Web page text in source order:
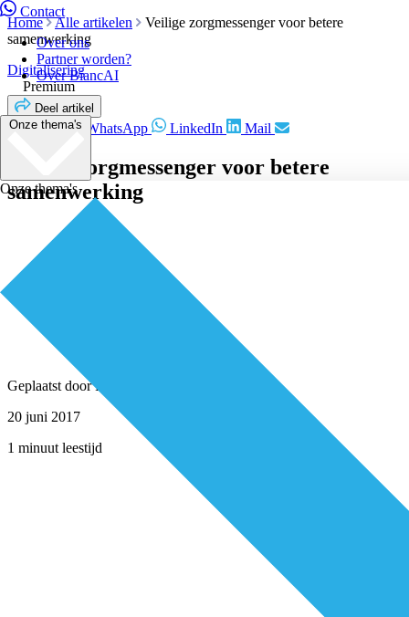
Contact
Over ons
Partner worden?
Over BiancAI
Onze thema's
Onze thema's
Home Alle artikelen
Veilige zorgmessenger voor betere
samenwerking
Digitalisering
Premium
Deel artikel
Facebook WhatsApp LinkedIn Mail
Veilige zorgmessenger voor betere
samenwerking
Geplaatst doorRedactie
20 juni 2017
1 minuut leestijd